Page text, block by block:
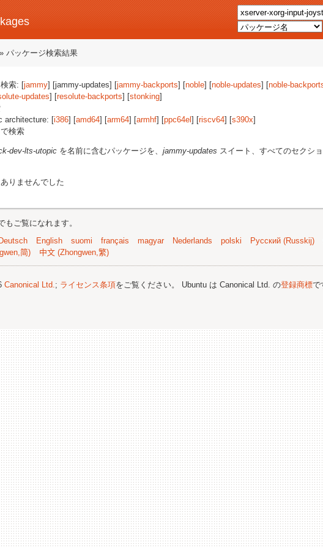
» パッケージ検索結果
索: [jammy] [jammy-updates] [jammy-backports] [noble] [noble-updates] [noble-
updates] [resolute-backports] [stonking]
architecture: [i386] [amd64] [arm64] [armhf] [ppc64el ] [riscv64] [s390x]
で検索
dev-lts-utopic を名前に含むパッケージを、 jammy-updates スイート、すべてのセクショ
りませんでした
もご覧になれます。
Deutsch English suomi français magyar Nederlands polski Русский (Russkij)
简) 中文 (Zhongwen,繁)
Canonical Ltd.; ライセンス条項をご覧ください。 Ubuntu は Canonical Ltd. の登録商標で